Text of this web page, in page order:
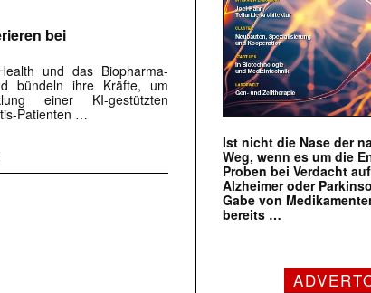
bei
und das Biopharma-
bündeln ihre Kräfte, um
einer KI-gestützten
Patienten …
Ist nicht die Nase der
Weg, wenn es um die
Proben bei Verdacht
Alzheimer oder
Gabe von
bereits …